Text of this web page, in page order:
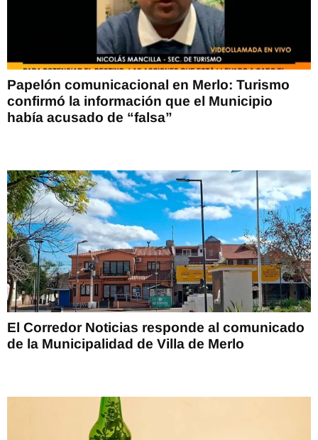
Papelón comunicacional en Merlo: Turismo
confirmó la información que el Municipio
había acusado de “falsa”
El Corredor Noticias responde al comunicado
de la Municipalidad de Villa de Merlo